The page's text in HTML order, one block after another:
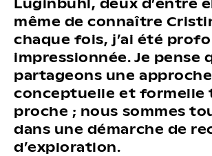
même de connaître
chaque fois, j’ai été
impressionnée. Je pense
partageons une approche
conceptuelle et formelle
proche ; nous sommes
dans une démarche de
d’exploration.